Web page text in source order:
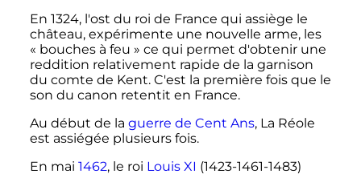
En 1324, l'ost du roi de France qui assiège le
château, expérimente une nouvelle arme, les
« bouches à feu » ce qui permet d'obtenir une
reddition relativement rapide de la garnison
du comte de Kent. C'est la première fois que le
son du canon retentit en France.
Au début de la guerre de Cent Ans, La Réole
est assiégée plusieurs fois.
En mai 1462, le roi Louis XI (1423-1461-1483)